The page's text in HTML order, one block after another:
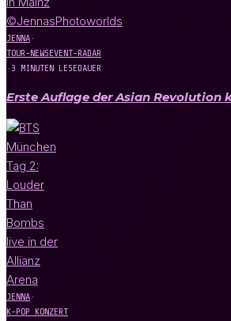
JENNA ·
TOUR-NEWSEVENT-RADAR
· 3 MINUTEN LESEDAUER
Erste Auflage der Asian Revolution
JENNA ·
K-POP KONZERT